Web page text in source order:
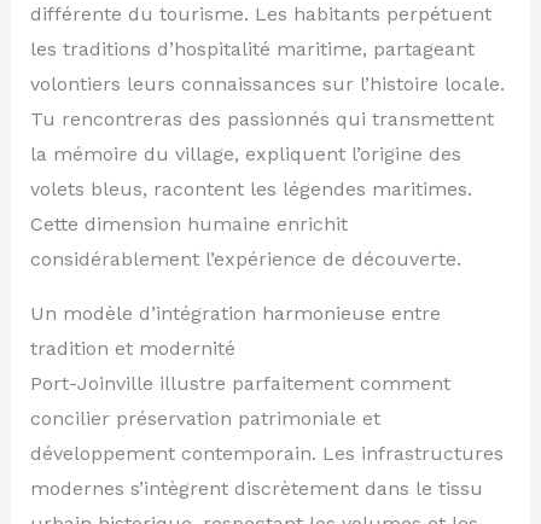
différente du tourisme. Les habitants perpétuent
les traditions d’hospitalité maritime, partageant
volontiers leurs connaissances sur l’histoire locale.
Tu rencontreras des passionnés qui transmettent
la mémoire du village, expliquent l’origine des
volets bleus, racontent les légendes maritimes.
Cette dimension humaine enrichit
considérablement l’expérience de découverte.
Un modèle d’intégration harmonieuse entre
tradition et modernité
Port-Joinville illustre parfaitement comment
concilier préservation patrimoniale et
développement contemporain. Les infrastructures
modernes s’intègrent discrètement dans le tissu